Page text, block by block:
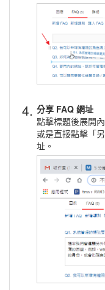
4. 分享 FAQ 網址
點擊標題後展開
或是直接點擊「
址。